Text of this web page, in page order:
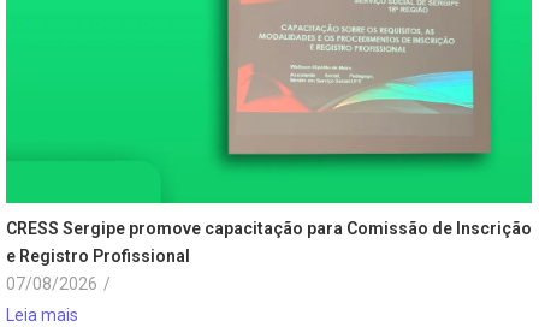
CRESS Sergipe promove capacitação para Comissão de Inscrição
e Registro Profissional
07/08/2026 /
Leia mais